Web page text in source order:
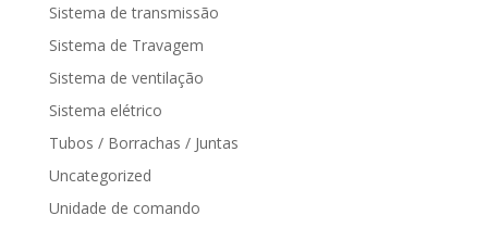
Sistema de transmissão
Sistema de Travagem
Sistema de ventilação
Sistema elétrico
Tubos / Borrachas / Juntas
Uncategorized
Unidade de comando